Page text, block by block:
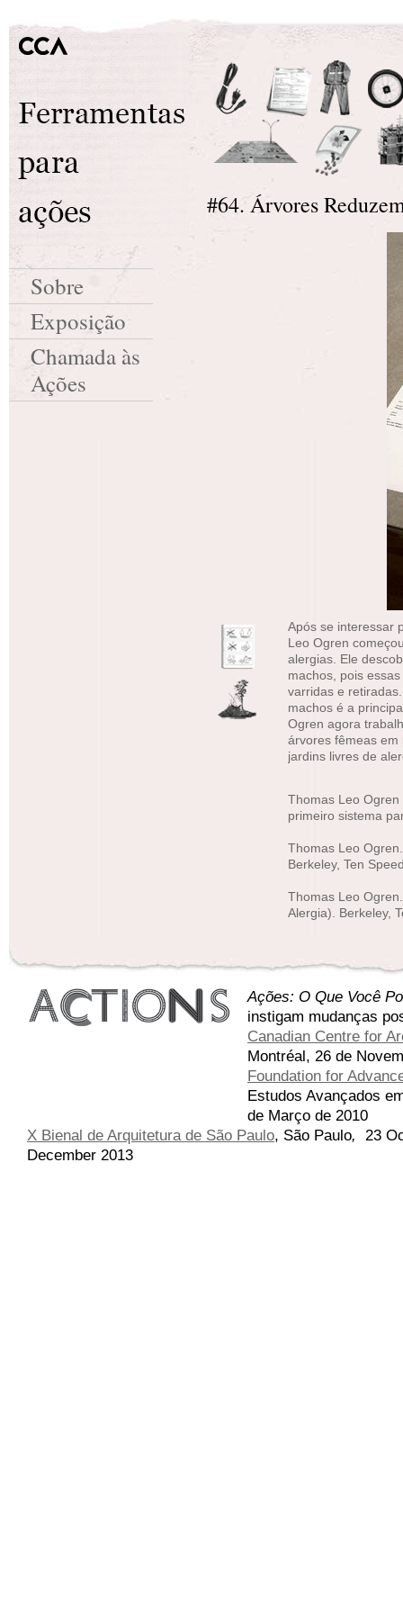
#64. Árvores
Após se interessar
Leo Ogren
alergias. Ele
machos, pois
varridas e
machos é a
Ogren agora
árvores fêmeas em
jardins livres de
Thomas Leo Ogren
primeiro sistema
Thomas Leo
Berkeley, Ten
Thomas Leo
Alergia). Berkeley,
Sobre
Exposição
Chamada às
Ações
Ações: O Que Você
instigam mudanças
Canadian Centre for
Montréal, 26 de
Foundation for
Estudos Avançados
de Março de 2010
X Bienal de Arquitetura de São Paulo, São Paulo, 23
December 2013